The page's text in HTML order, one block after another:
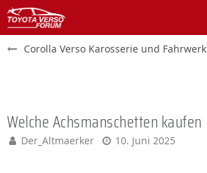
Corolla Verso Karosserie und Fahrwerk
Welche Achsmanschetten kaufen
Der_Altmaerker 10. Juni 2025